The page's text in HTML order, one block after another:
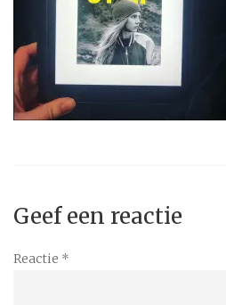
Geef een reactie
Reactie *